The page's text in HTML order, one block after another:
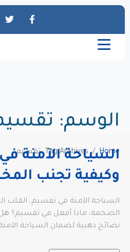
الوسم:
Home Tag Archives: تقسيم
السياحة الآمنة
وكيفية تجنب
السياحة الآمنة في تقسيم، القلب
الضخمة، ماذا أفعل في تقسيم؟
نصائح ذهبية لضمان السياحة